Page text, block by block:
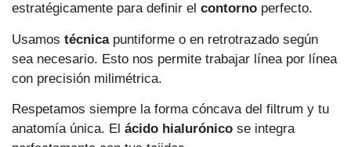
estratégicamente para definir el contorno perfecto.
Usamos técnicapuntiforme o en retrotrazado según
sea necesario. Esto nos permite trabajar línea por línea
con precisión milimétrica.
Respetamos siempre la forma cóncava del filtrum y tu
anatomía única. El ácido hialurónico se integra